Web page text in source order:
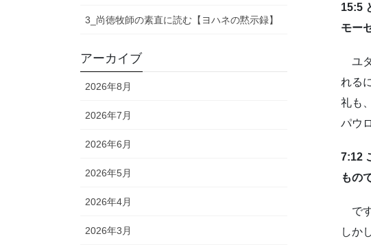
15:5
モー
ユ
れる
礼も
パウ
7:12
もの
です
しか
3_尚徳牧師の素直に読む【ヨハネの黙示録】
アーカイブ
2026年8月
2026年7月
2026年6月
2026年5月
2026年4月
2026年3月